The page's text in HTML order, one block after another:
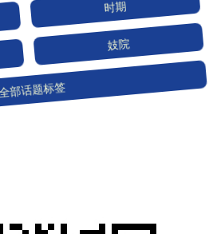
时期
妓院
全部话题标签